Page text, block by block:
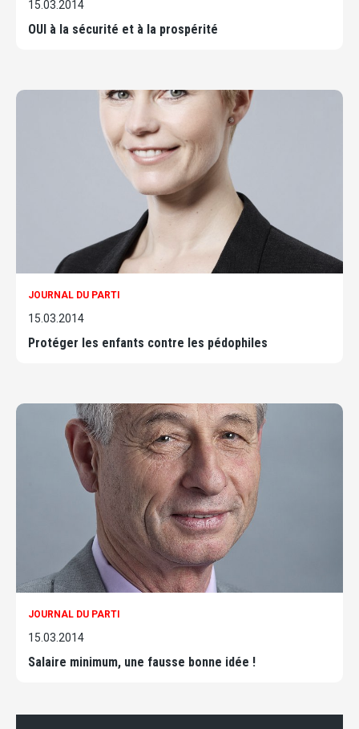
15.03.2014
OUI à la sécurité et à la prospérité
JOURNAL DU PARTI
15.03.2014
Protéger les enfants contre les pédophiles
JOURNAL DU PARTI
15.03.2014
Salaire minimum, une fausse bonne idée !